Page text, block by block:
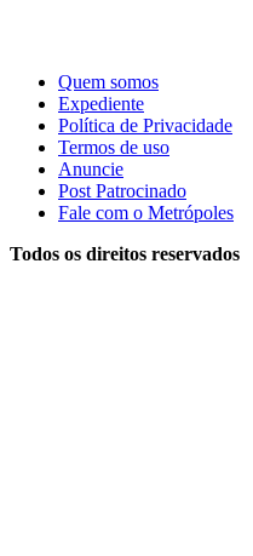
Quem somos
Expediente
Política de Privacidade
Termos de uso
Anuncie
Post Patrocinado
Fale com o Metrópoles
Todos os direitos reservados